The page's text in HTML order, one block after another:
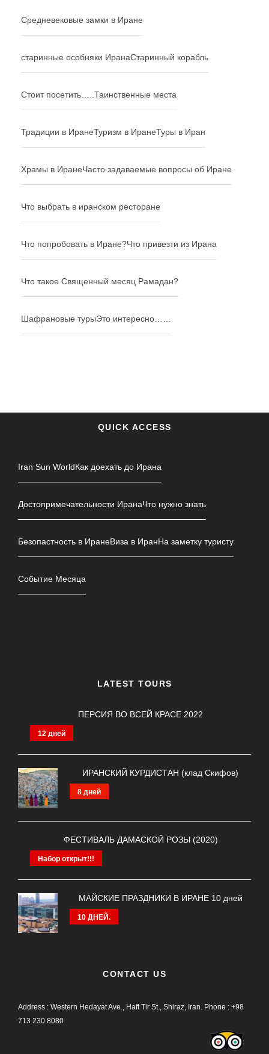
Средневековые замки в Иране
старинные особняки ИранаСтаринный корабль
Стоит посетить….. Таинственные места
Традиции в ИранеТуризм в ИранеТуры в Иран
Храмы в ИранеЧасто задаваемые вопросы об Иране
Что выбрать в иранском ресторане
Что попробовать в Иране?Что привезти из Ирана
Что такое Священный месяц Рамадан?
Шафрановые турыЭто интересно……
QUICK ACCESS
Iran Sun WorldКак доехать до Ирана
Достопримечательности ИранаЧто нужно знать
Безопастность в ИранеВиза в ИранНа заметку туристу
Событие Месяца
LATEST TOURS
ПЕРСИЯ ВО ВСЕЙ КРАСЕ 2022
12 дней
ИРАНСКИЙ КУРДИСТАН (клад Скифов)
8 дней
ФЕСТИВАЛЬ ДАМАСКОЙ РОЗЫ (2020)
Набор открыт!!!
МАЙСКИЕ ПРАЗДНИКИ В ИРАНЕ 10 дней
10 ДНЕЙ.
CONTACT US
Address : Western Hedayat Ave., Haft Tir St., Shiraz, Iran. Phone : +98
713 230 8080